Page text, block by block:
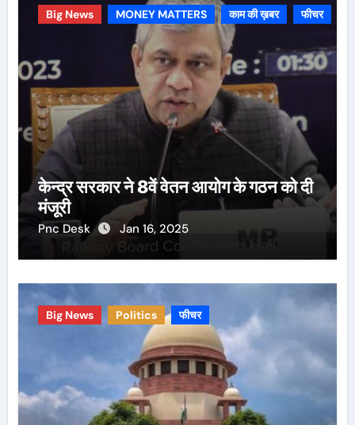
Big News MONEY MATTERS काम की ख़बर फीचर
केन्द्र सरकार ने 8वें वेतन आयोग के गठन को दी
मंजूरी
Pnc Desk Jan 16, 2025
Big News Politics फीचर